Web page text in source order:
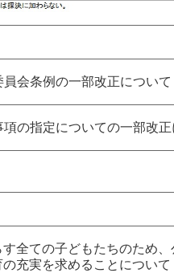
員会条例の一部改正について
の指定についての一部改
す全ての子どもたちのため
充実を求めることについて